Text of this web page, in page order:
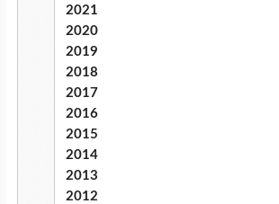
2021
2020
2019
2018
2017
2016
2015
2014
2013
2012